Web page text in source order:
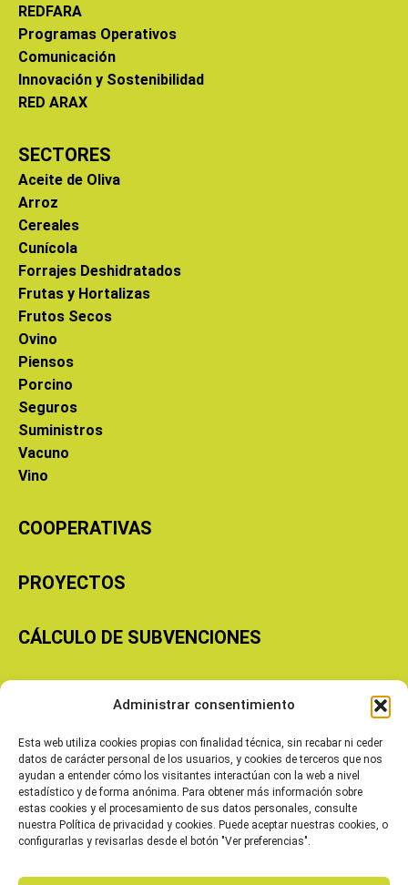
Administrar consentimiento
Esta web utiliza cookies propias con finalidad técnica, sin recabar ni ceder
datos de carácter personal de los usuarios, y cookies de terceros que nos
ayudan a entender cómo los visitantes interactúan con la web a nivel
estadístico y de forma anónima. Para obtener más información sobre
estas cookies y el procesamiento de sus datos personales, consulte
nuestra Política de privacidad y cookies. Puede aceptar nuestras cookies, o
configurarlas y revisarlas desde el botón "Ver preferencias".
REDFARA
Programas Operativos
Comunicación
Innovación y Sostenibilidad
RED ARAX
SECTORES
Aceite de Oliva
Arroz
Cereales
Cunícola
Forrajes Deshidratados
Frutas y Hortalizas
Frutos Secos
Ovino
Piensos
Porcino
Seguros
Suministros
Vacuno
Vino
COOPERATIVAS
PROYECTOS
CÁLCULO DE SUBVENCIONES